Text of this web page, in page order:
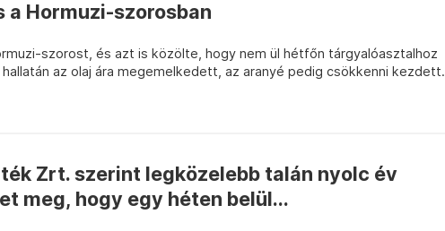
Hormuzi-szorosban
szorost, és azt is közölte, hogy nem ül hétfőn tárgyalóasztalhoz
hallatán az olaj ára megemelkedett, az aranyé pedig csökkenni kezdett.
Zrt. szerint legközelebb talán nyolc év
meg, hogy egy héten belül...